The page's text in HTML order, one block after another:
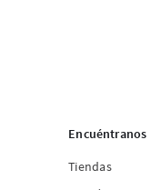
Encuéntranos
Tiendas